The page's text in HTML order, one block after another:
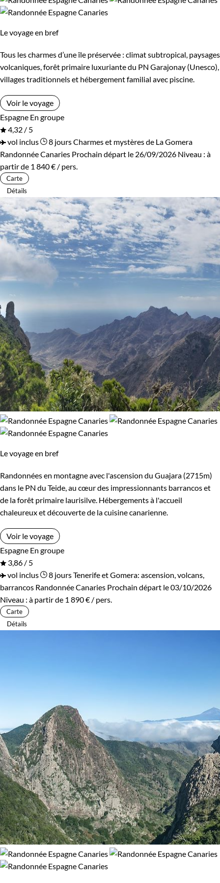
Semi-itinérant
Environnement
Bord de mer et îles Forêts, collines, rivières et lacs
Montagne
Le voyage en bref
Tous les charmes d’une île préservée : climat subtropical, paysages
volcaniques, forêt primaire luxuriante du PN Garajonay (Unesco),
villages traditionnels et hébergement familial avec piscine.
Voir le voyage
Espagne En groupe
4,32 / 5
vol inclus
8 joursCharmes et mystères de La Gomera
Randonnée Canaries Prochain départ le 26/09/2026 Niveau : à
partir de 1 840 € / pers.
Carte
Détails
Le voyage en bref
Randonnées en montagne avec l'ascension du Guajara (2715m)
dans le PN du Teide, au cœur des impressionnants barrancos et
de la forêt primaire laurisilve. Hébergements à l'accueil
chaleureux et découverte de la cuisine canarienne.
Voir le voyage
Espagne En groupe
3,86 / 5
vol inclus
8 joursTenerife et Gomera: ascension, volcans,
barrancos Randonnée Canaries Prochain départ le 03/10/2026
Niveau : à partir de 1 890 € / pers.
Carte
Détails